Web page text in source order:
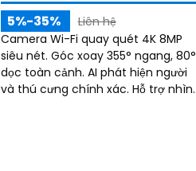
5%-35%
Liên hệ
Camera Wi-Fi quay quét 4K 8MP
siêu nét. Góc xoay 355° ngang, 80°
dọc toàn cảnh. AI phát hiện người
và thú cưng chính xác. Hỗ trợ nhìn